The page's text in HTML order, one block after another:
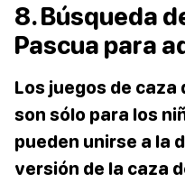
8. Búsqueda
Pascua para
Los juegos de caza
son sólo para los
pueden unirse a la
versión de la caza